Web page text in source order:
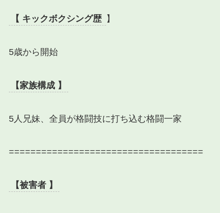
【 キックボクシング歴 】
5歳から開始
【家族構成 】
5人兄妹、全員が格闘技に打ち込む格闘一家
====================================
【被害者 】